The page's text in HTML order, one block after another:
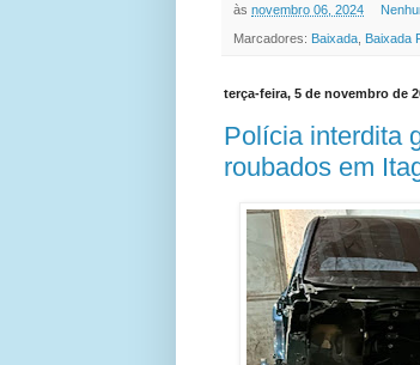
às novembro 06, 2024
Marcadores: Baixada Baixada
terça-feira, 5 de novembro de
Polícia interdita
roubados em